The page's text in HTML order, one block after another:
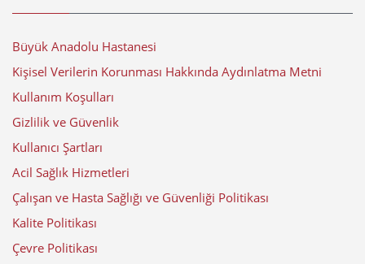
Büyük Anadolu Hastanesi
Kişisel Verilerin Korunması Hakkında Aydınlatma Metni
Kullanım Koşulları
Gizlilik ve Güvenlik
Kullanıcı Şartları
Acil Sağlık Hizmetleri
Çalışan ve Hasta Sağlığı ve Güvenliği Politikası
Kalite Politikası
Çevre Politikası